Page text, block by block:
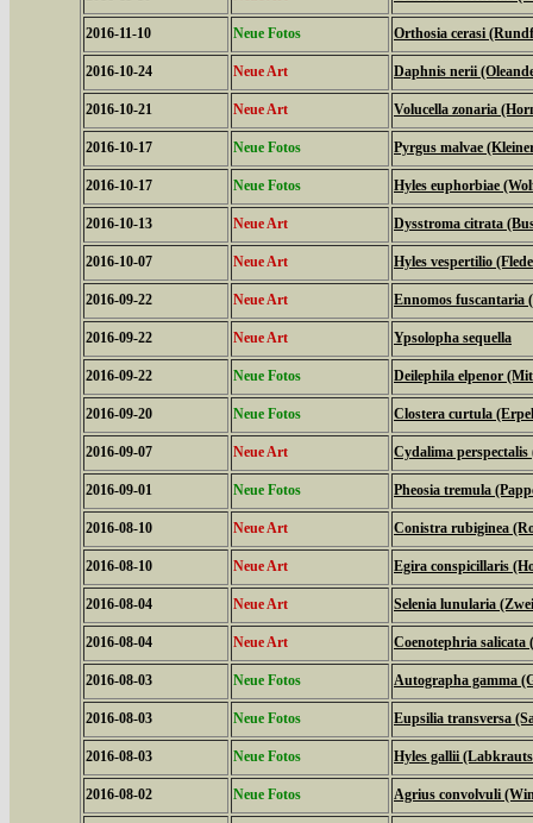
2016-11-10 Neue Fotos Orthosia cerasi
2016-10-24 Neue Art Daphnis nerii
2016-10-21 Neue Art Volucella zonaria
2016-10-17 Neue Fotos Pyrgus malvae
2016-10-17 Neue Fotos Hyles euphorbiae
2016-10-13 Neue Art Dysstroma citrata
2016-10-07 Neue Art Hyles vespertilio
2016-09-22 Neue Art Ennomos fuscantaria
2016-09-22 Neue Art Ypsolopha sequella
2016-09-22 Neue Fotos Deilephila elpenor
2016-09-20 Neue Fotos Clostera curtula
2016-09-07 Neue Art Cydalima
2016-09-01 Neue Fotos Pheosia tremula
2016-08-10 Neue Art Conistra rubiginea
2016-08-10 Neue Art Egira conspicillaris
2016-08-04 Neue Art Selenia lunularia
2016-08-04 Neue Art Coenotephria salicata
2016-08-03 Neue Fotos Autographa gamma
2016-08-03 Neue Fotos Eupsilia transversa
2016-08-03 Neue Fotos Hyles gallii
2016-08-02 Neue Fotos Agrius convolvuli